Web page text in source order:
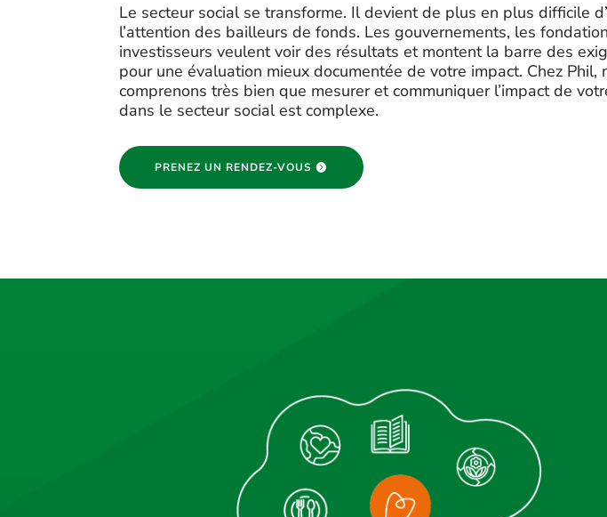
Le secteur social se transforme. Il devient de plus en plus difficile
l’attention des bailleurs de fonds. Les gouvernements, les
investisseurs veulent voir des résultats et montent la barre des
pour une évaluation mieux documentée de votre impact. Chez Phil,
comprenons très bien que mesurer et communiquer l’impact de
dans le secteur social est complexe.
PRENEZ UN RENDEZ-VOUS